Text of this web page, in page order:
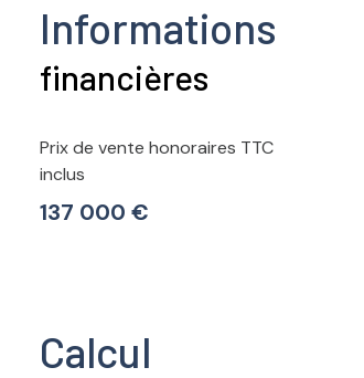
Informations
financières
Prix de vente honoraires TTC
inclus
137 000 €
Calcul